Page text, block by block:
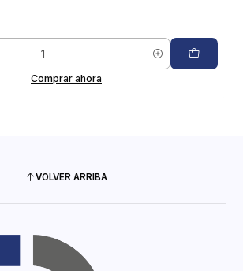
Comprar ahora
VOLVER ARRIBA